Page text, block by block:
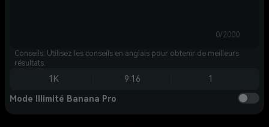
0/2000
Conseils: Utilisez les conseils en anglais pour obtenir de meilleurs
résultats.
1K 9:16 1
Mode Illimité Banana Pro